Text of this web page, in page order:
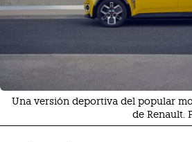
Una versión deportiva del popular
de Renault.